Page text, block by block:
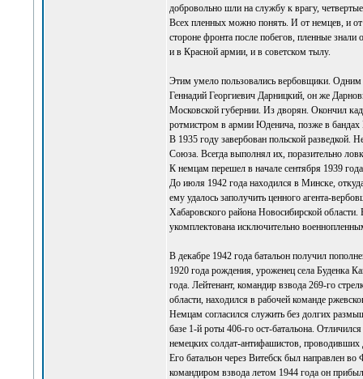
добровольно шли на службу к врагу,
Всех пленных можно понять. И от немцев, и
стороне фронта после побегов, пленные
и в Красной армии, и в советском тылу.
Этим умело пользовались вербовщики.
Геннадий Георгиевич Дарницкий, он же
Московской губернии. Из дворян. Окончил
ротмистром в армии Юденича, позже в
В 1935 году завербован польской разведкой.
Союза. Всегда выполнял их, поразительно
К немцам перешел в начале сентября 1939
До июля 1942 года находился в Минске,
ему удалось заполучить ценного агента-
Хабаровского района Новосибирской
укомплектована исключительно
В декабре 1942 года батальон получил
1920 года рождения, уроженец села Буденка
года. Лейтенант, командир взвода 269-го
области, находился в рабочей команде
Немцам согласился служить без долгих
базе 1-й роты 406-го ост-батальона.
немецких солдат-антифашистов,
Его батальон через Витебск был направлен
командиром взвода летом 1944 года он